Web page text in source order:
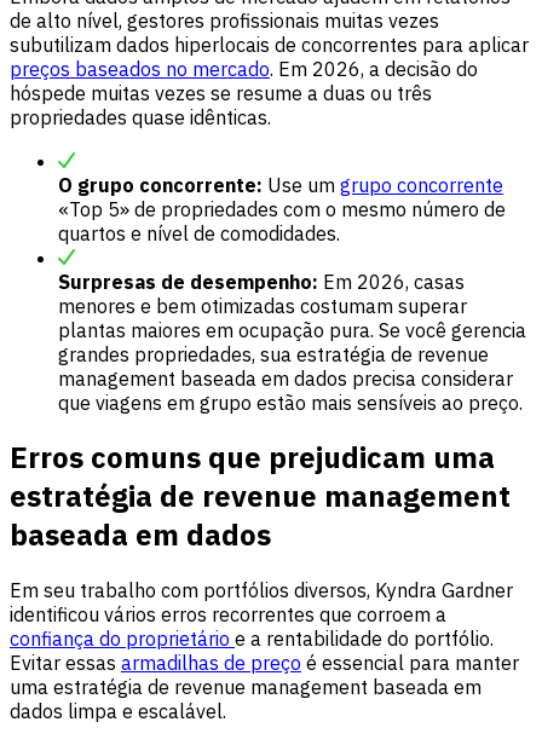
de alto nível, gestores profissionais muitas vezes
subutilizam dados hiperlocais de concorrentes para aplicar
preços baseados no mercado. Em 2026, a decisão do
hóspede muitas vezes se resume a duas ou três
propriedades quase idênticas.
O grupo concorrente: Use um grupo concorrente
«Top 5» de propriedades com o mesmo número de
quartos e nível de comodidades.
Surpresas de desempenho: Em 2026, casas
menores e bem otimizadas costumam superar
plantas maiores em ocupação pura. Se você gerencia
grandes propriedades, sua estratégia de revenue
management baseada em dados precisa considerar
que viagens em grupo estão mais sensíveis ao preço.
Erros comuns que prejudicam uma
estratégia de revenue management
baseada em dados
Em seu trabalho com portfólios diversos, Kyndra Gardner
identificou vários erros recorrentes que corroem a
confiança do proprietário e a rentabilidade do portfólio.
Evitar essas armadilhas de preço é essencial para manter
uma estratégia de revenue management baseada em
dados limpa e escalável.